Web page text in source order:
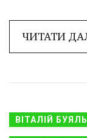
ЧИТАТИ
ВІТАЛІЙ